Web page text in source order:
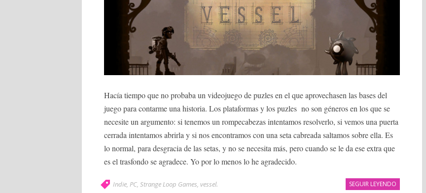
Hacía tiempo que no probaba un videojuego de puzles en el que aprovechasen las bases del
juego para contarme una historia. Los plataformas y los puzles no son géneros en los que se
necesite un argumento: si tenemos un rompecabezas intentamos resolverlo, si vemos una puerta
cerrada intentamos abrirla y si nos encontramos con una seta cabreada saltamos sobre ella. Es
lo normal, para desgracia de las setas, y no se necesita más, pero cuando se le da ese extra que
es el trasfondo se agradece. Yo por lo menos lo he agradecido.
SEGUIR LEYENDO
Indie, PC, Strange Loop Games, vessel.